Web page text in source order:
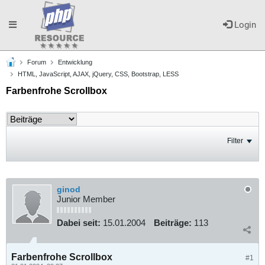
Login
Toggle
navigation
Forum
Entwicklung
HTML, JavaScript, AJAX, jQuery, CSS, Bootstrap, LESS
Farbenfrohe Scrollbox
Filter
ginod
Junior Member
Dabei seit: 15.01.2004 Beiträge: 113
#1
Farbenfrohe Scrollbox